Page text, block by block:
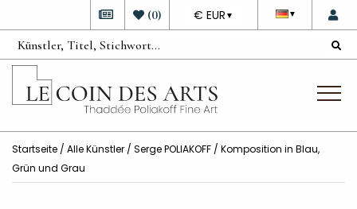
▼
DEVISE
€ EUR ▼
(0)
Startseite / Alle Künstler / Serge POLIAKOFF / Komposition in Blau,
Grün und Grau